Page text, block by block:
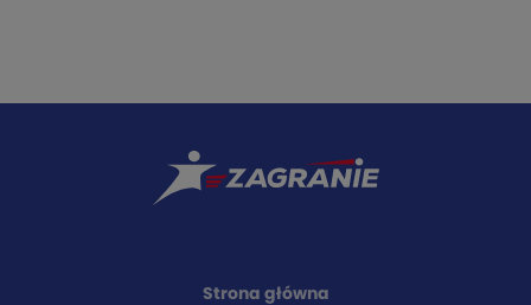
Strona główna